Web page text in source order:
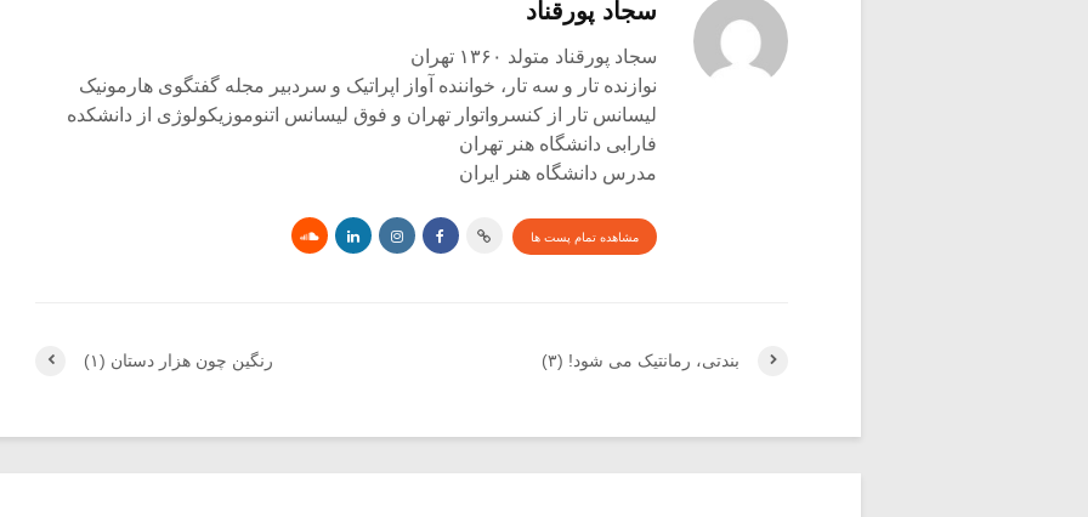
سجاد پورقناد
سجاد پورقناد متولد ۱۳۶۰ تهران
نوازنده تار و سه تار، خواننده آواز اپراتیک و سردبیر مجله گفتگوی هارمونیک
لیسانس تار از کنسرواتوار تهران و فوق لیسانس اتنوموزیکولوژی از دانشکده
فارابی دانشگاه هنر تهران
مدرس دانشگاه هنر ایران
مشاهده تمام پست ها
رنگین چون هزار دستان (۱) بندتی، رمانتیک می شود! (۳)